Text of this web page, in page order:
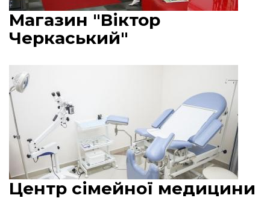
Магазин "Віктор
Черкаський"
Центр сімейної медицини